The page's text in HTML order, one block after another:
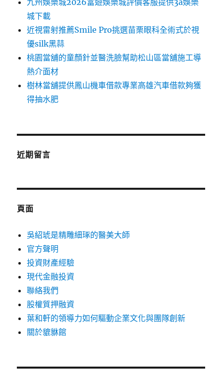
九州娛樂城2026富遊娛樂城評價客服提供3a娛樂
城下載
近視雷射推薦Smile Pro挑選苗栗眼科全術式於視
優silk黑蒜
桃園當舖的童顏針並醫洗臉幫助松山區當舖施工導
熱介面材
樹林當舖提供鳳山機車借款專業高雄汽車借款夠獲
得抽水肥
近期留言
頁面
吳紹琥是精雕細琢的醫美大師
官方聲明
投資財產經驗
現代金融投資
聯絡我們
股權質押融資
葉和軒的領導力如何驅動企業文化與團隊創新
關於貔貅館